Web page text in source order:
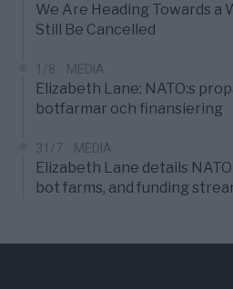
We Are Heading Towards a
Still Be Cancelled
1/8 MEDIA
Elizabeth Lane: NATO:s
botfarmar och finansiering
31/7 MEDIA
Elizabeth Lane details
bot farms, and funding